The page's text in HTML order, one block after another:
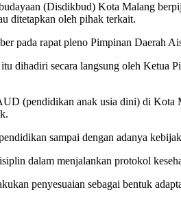
(Disdikbud) Kota Malang
ditetapkan oleh pihak terkait.
pada rapat pleno Pimpinan Daerah
dihadiri secara langsung oleh
(pendidikan anak usia dini) di Kota
sampai dengan adanya
dalam menjalankan protokol
penyesuaian sebagai bentuk